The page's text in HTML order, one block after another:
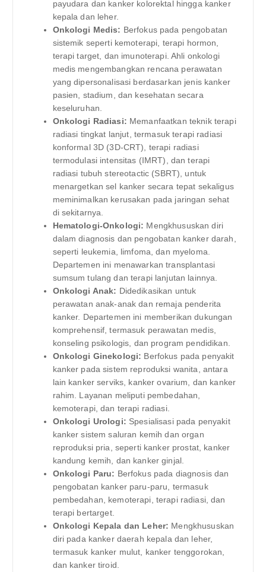
payudara dan kanker kolorektal hingga kanker
kepala dan leher.
Onkologi Medis: Berfokus pada pengobatan
sistemik seperti kemoterapi, terapi hormon,
terapi target, dan imunoterapi. Ahli onkologi
medis mengembangkan rencana perawatan
yang dipersonalisasi berdasarkan jenis kanker
pasien, stadium, dan kesehatan secara
keseluruhan.
Onkologi Radiasi: Memanfaatkan teknik terapi
radiasi tingkat lanjut, termasuk terapi radiasi
konformal 3D (3D-CRT), terapi radiasi
termodulasi intensitas (IMRT), dan terapi
radiasi tubuh stereotactic (SBRT), untuk
menargetkan sel kanker secara tepat sekaligus
meminimalkan kerusakan pada jaringan sehat
di sekitarnya.
Hematologi-Onkologi: Mengkhususkan diri
dalam diagnosis dan pengobatan kanker darah,
seperti leukemia, limfoma, dan myeloma.
Departemen ini menawarkan transplantasi
sumsum tulang dan terapi lanjutan lainnya.
Onkologi Anak: Didedikasikan untuk
perawatan anak-anak dan remaja penderita
kanker. Departemen ini memberikan dukungan
komprehensif, termasuk perawatan medis,
konseling psikologis, dan program pendidikan.
Onkologi Ginekologi: Berfokus pada penyakit
kanker pada sistem reproduksi wanita, antara
lain kanker serviks, kanker ovarium, dan kanker
rahim. Layanan meliputi pembedahan,
kemoterapi, dan terapi radiasi.
Onkologi Urologi: Spesialisasi pada penyakit
kanker sistem saluran kemih dan organ
reproduksi pria, seperti kanker prostat, kanker
kandung kemih, dan kanker ginjal.
Onkologi Paru: Berfokus pada diagnosis dan
pengobatan kanker paru-paru, termasuk
pembedahan, kemoterapi, terapi radiasi, dan
terapi bertarget.
Onkologi Kepala dan Leher: Mengkhususkan
diri pada kanker daerah kepala dan leher,
termasuk kanker mulut, kanker tenggorokan,
dan kanker tiroid.